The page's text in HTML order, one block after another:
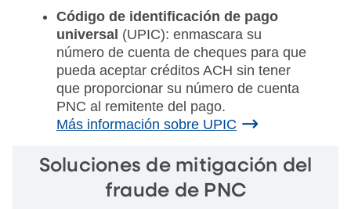
Código de identificación de pago
universal (UPIC): enmascara su
número de cuenta de cheques para que
pueda aceptar créditos ACH sin tener
que proporcionar su número de cuenta
PNC al remitente del pago.
Más información sobre UPIC
Soluciones de mitigación del
fraude de PNC